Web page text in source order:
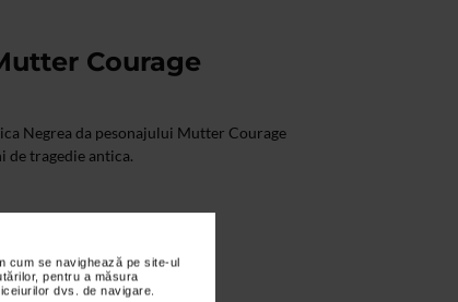
cum se navighează pe site-ul
pentru a măsura
dvs. de navigare.
Courage
Negrea da pesonajului Mutter Courage
de tragedie antica.